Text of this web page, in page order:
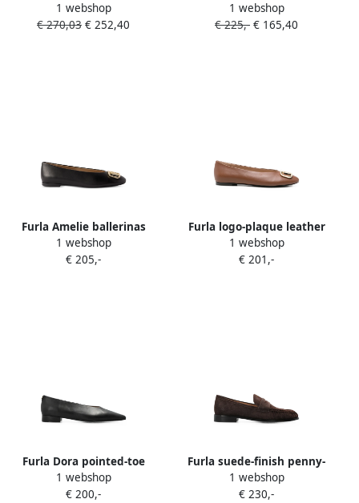
Ballerina Flats in bruin
1 webshop
€ 270,03 € 252,40
Ballerina T.5 in zwart
1 webshop
€ 225,- € 165,40
Furla Amelie ballerinas
Zwart
1 webshop
€ 205,-
Furla logo-plaque leather
ballet flats Bruin
1 webshop
€ 201,-
Furla Dora pointed-toe
ballet flats Zwart
1 webshop
€ 200,-
Furla suede-finish penny-
strap ballet flats Bruin
1 webshop
€ 230,-